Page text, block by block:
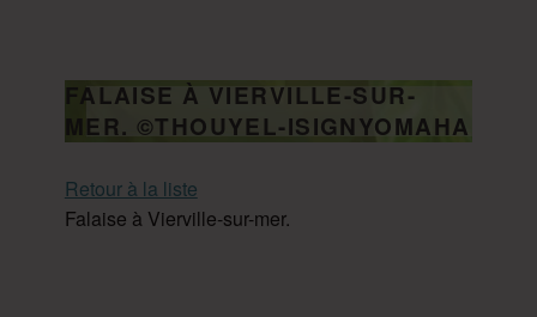
FALAISE À VIERVILLE-SUR-
MER. ©THOUYEL-ISIGNYOMAHA
Retour à la liste
Falaise à Vierville-sur-mer.